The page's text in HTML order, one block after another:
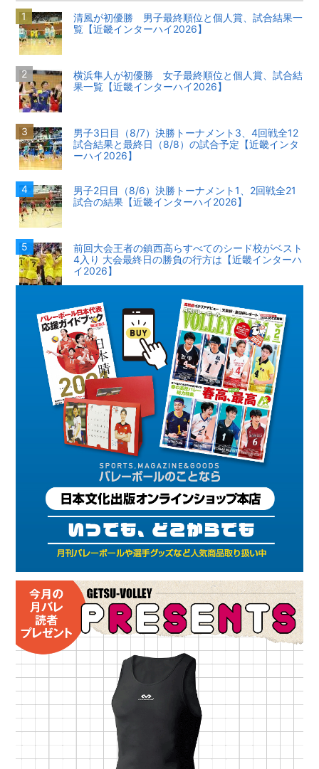
清風が初優勝 男子最終順位と個人賞、試合結果一
覧【近畿インターハイ2026】
横浜隼人が初優勝 女子最終順位と個人賞、試合結
果一覧【近畿インターハイ2026】
男子3日目（8/7）決勝トーナメント3、4回戦全12
試合結果と最終日（8/8）の試合予定【近畿インタ
ーハイ2026】
男子2日目（8/6）決勝トーナメント1、2回戦全21
試合の結果【近畿インターハイ2026】
前回大会王者の鎮西高らすべてのシード校がベスト
4入り 大会最終日の勝負の行方は【近畿インターハ
イ2026】